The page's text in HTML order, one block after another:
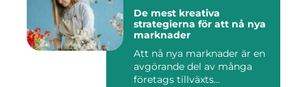
De mest kreativa
strategierna för att nå nya
marknader
Att nå nya marknader är en
avgörande del av många
företags tillväxts...